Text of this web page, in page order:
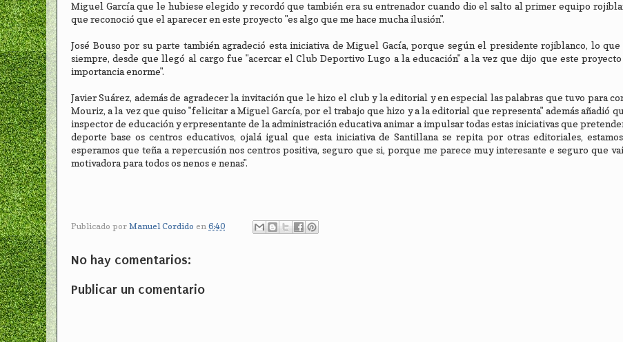
Miguel García que le hubiese elegido y recordó que también era su entrenador cuando dio el salto al primer equipo
que reconoció que el aparecer en este proyecto "es algo que me hace mucha ilusión".
José Bouso por su parte también agradeció esta iniciativa de Miguel Gacía, porque según el presidente rojiblanco, lo
siempre, desde que llegó al cargo fue "acercar el Club Deportivo Lugo a la educación" a la vez que dijo que este
importancia enorme".
Javier Suárez, además de agradecer la invitación que le hizo el club y la editorial y en especial las palabras que tuvo para
Mouriz, a la vez que quiso "felicitar a Miguel García, por el trabajo que hizo y a la editorial que representa" además añadió
inspector de educación y erpresentante de la administración educativa animar a impulsar todas estas iniciativas que
deporte base os centros educativos, ojalá igual que esta iniciativa de Santillana se repita por otras editoriales,
esperamos que teña a repercusión nos centros positiva, seguro que si, porque me parece muy interesante e seguro que
motivadora para todos os nenos e nenas".
Publicado por Manuel Cordido en 6:40
No hay comentarios:
Publicar un comentario